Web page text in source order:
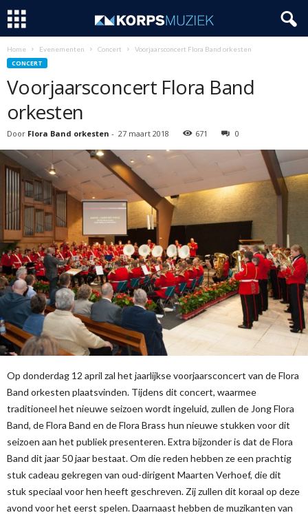
Home Evenementen Concert Voorjaarsconcert Flora Band orkesten
CONCERT
Voorjaarsconcert Flora Band
orkesten
Door Flora Band orkesten - 27 maart 2018 671 0
Op donderdag 12 april zal het jaarlijkse voorjaarsconcert van de Flora
Band orkesten plaatsvinden. Tijdens dit concert, waarmee
traditioneel het nieuwe seizoen wordt ingeluid, zullen de Jong Flora
Band, de Flora Band en de Flora Brass hun nieuwe stukken voor dit
seizoen aan het publiek presenteren. Extra bijzonder is dat de Flora
Band dit jaar 50 jaar bestaat. Om die reden hebben ze een prachtig
stuk cadeau gekregen van oud-dirigent Maarten Verhoef, die dit
stuk speciaal voor hen heeft geschreven. Zij zullen dit koraal op deze
avond voor het eerst spelen. Daarnaast hebben de muzikanten van